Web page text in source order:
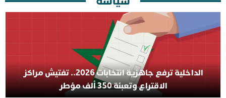
الداخلية ترفع جاهزية انتخابات 2026.. تفتيش مراكز
الاقتراع وتعبئة 350 ألف مؤطر